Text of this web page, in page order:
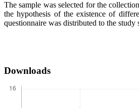
The sample was selected for the
the hypothesis of the existence of
questionnaire was distributed to the
Downloads